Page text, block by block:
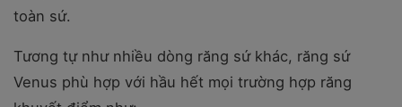
toàn sứ.
Tương tự như nhiều dòng răng sứ khác, răng sứ
Venus phù hợp với hầu hết mọi trường hợp răng